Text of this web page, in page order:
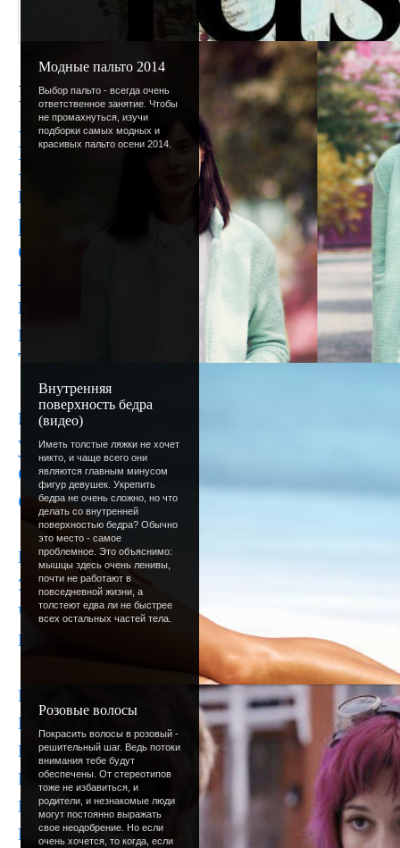
Модные пальто 2014
Выбор пальто - всегда очень
ответственное занятие. Чтобы
не промахнуться, изучи
подборки самых модных и
красивых пальто осени 2014.
Внутренняя
поверхность бедра
(видео)
Иметь толстые ляжки не хочет
никто, и чаще всего они
являются главным минусом
фигур девушек. Укрепить
бедра не очень сложно, но что
делать со внутренней
поверхностью бедра? Обычно
это место - самое
проблемное. Это объяснимо:
мышцы здесь очень ленивы,
почти не работают в
повседневной жизни, а
толстеют едва ли не быстрее
всех остальных частей тела.
Розовые волосы
Покрасить волосы в розовый -
решительный шаг. Ведь потоки
внимания тебе будут
обеспечены. От стереотипов
тоже не избавиться, и
родители, и незнакомые люди
могут постоянно выражать
свое неодобрение. Но если
очень хочется, то когда, если
Новый год
Вот и подошел к концу 2007 год.
Мировые, думаю, можно
наши личные: открыт этот сайт,
раскрутился, зарегистрировалось
общем все прекрасно.
Акция: те кто зарегистрируется
получает 3 + в репутацию, и личный
вместо ранга по сообщениям будет
Только это все числа 9 - я завтра
Снега мы так и не дождались.
не знаю как у вас, у меня абсолютно
уже завтра новогодняя ночь. А
обычный день этого года. В
обычный, но все же.
Представьте, 2007 год пройдет,
не будет! Представили? Я всегда
этом. И этой самой секунды
что - каждый миг уникален, если
каждый день будет праздником.
В общем, с Новым годом вас
повеселиться, получить самые
выглядеть лучше всех!!! А потом
порядком надоедшей школы (очень-
потом... Суп с котом! Не
потом надо будет опять идти в
годом, короче!!!!!!